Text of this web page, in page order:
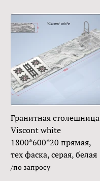
Гранитная столешница
Viscont white
1800*600*20 прямая,
тех фаска, серая, белая
/по запросу